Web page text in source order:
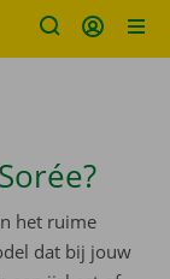
het ruime
dat bij jouw